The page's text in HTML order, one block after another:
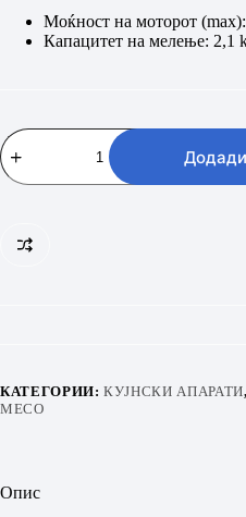
was:
6.790 ден.
is:
6.590 ден.
Моќност на моторот
Капацитет на мелење: 2,1
GORENJE
MG1802SJW
количина
КАТЕГОРИИ:КУЈНСКИ АПАРАТИ
МЕСО
Опис